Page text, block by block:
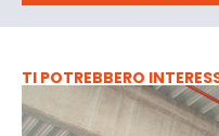
TI POTREBBERO